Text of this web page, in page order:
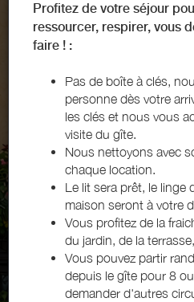
Profitez de votre séjour
ressourcer, respirer, vous
faire ! :
Pas de boîte à clés, n
personne dès votre
les clés et nous vous
visite du gîte.
Nous nettoyons avec
chaque location.
Le lit sera prêt, le linge
maison seront à votre
Vous profitez de la
du jardin, de la
Vous pouvez partir
depuis le gîte pour 8
demander d'autres
ARRIVÉE
Ajouter une date
Ajouter une date
VOYAGEURS
2 voyageurs